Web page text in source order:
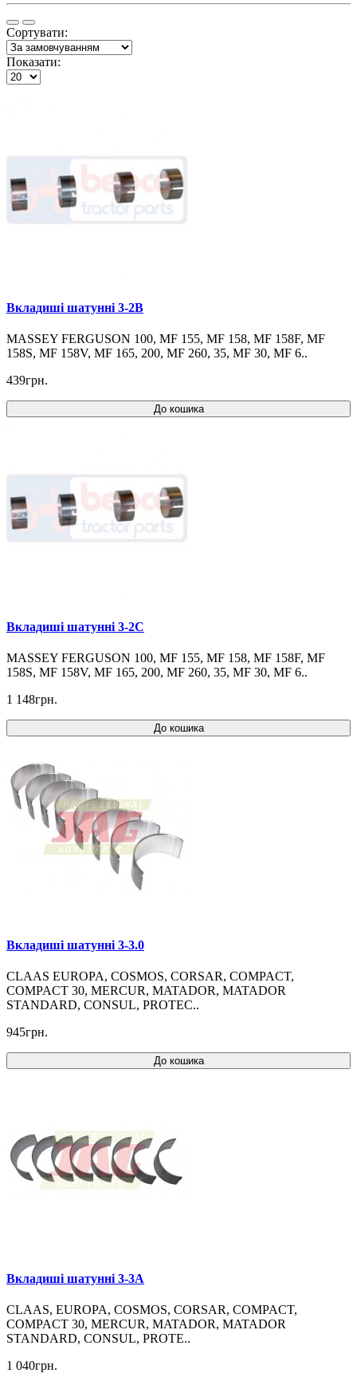
Сортувати:
Показати:
Вкладиші шатунні 3-2B
MASSEY FERGUSON 100, MF 155, MF 158, MF 158F, MF
158S, MF 158V, MF 165, 200, MF 260, 35, MF 30, MF 6..
439грн.
До кошика
Вкладиші шатунні 3-2C
MASSEY FERGUSON 100, MF 155, MF 158, MF 158F, MF
158S, MF 158V, MF 165, 200, MF 260, 35, MF 30, MF 6..
1 148грн.
До кошика
Вкладиші шатунні 3-3.0
CLAAS EUROPA, COSMOS, CORSAR, COMPACT,
COMPACT 30, MERCUR, MATADOR, MATADOR
STANDARD, CONSUL, PROTEC..
945грн.
До кошика
Вкладиші шатунні 3-3A
CLAAS, EUROPA, COSMOS, CORSAR, COMPACT,
COMPACT 30, MERCUR, MATADOR, MATADOR
STANDARD, CONSUL, PROTE..
1 040грн.